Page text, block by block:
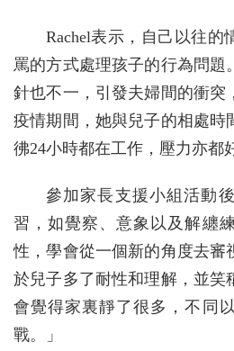
Rachel表示，自己以往的
罵的方式處理孩子的行為問題
針也不一，引發夫婦間的衝突
疫情期間，她與兒子的相處時
彿24小時都在工作，壓力亦都
參加家長支援小組活動
習，如覺察、意象以及解纏
性，學會從一個新的角度去審
於兒子多了耐性和理解，並笑
會覺得家裏靜了很多，不同
戰。」